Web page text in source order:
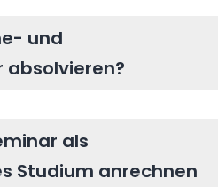
und
absolvieren?
als
Studium anrechnen